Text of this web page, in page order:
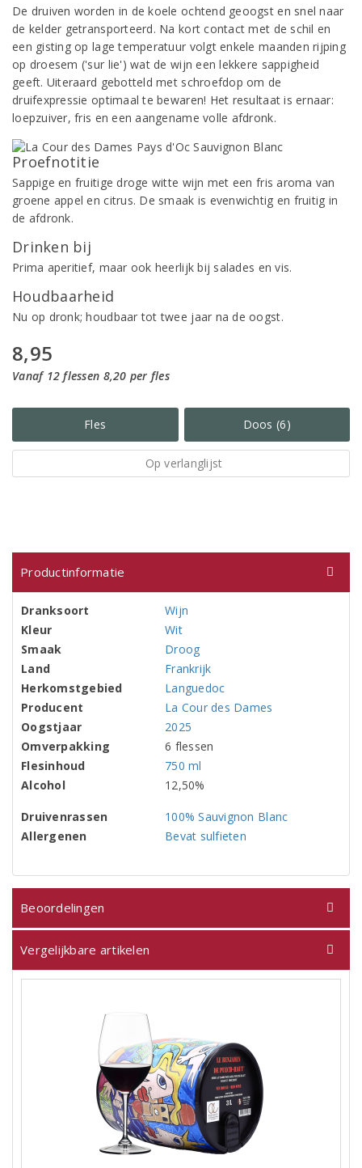
De druiven worden in de koele ochtend geoogst en snel naar
de kelder getransporteerd. Na kort contact met de schil en
een gisting op lage temperatuur volgt enkele maanden rijping
op droesem ('sur lie') wat de wijn een lekkere sappigheid
geeft. Uiteraard gebotteld met schroefdop om de
druifexpressie optimaal te bewaren! Het resultaat is ernaar:
loepzuiver, fris en een aangename volle afdronk.
Proefnotitie
Sappige en fruitige droge witte wijn met een fris aroma van
groene appel en citrus. De smaak is evenwichtig en fruitig in
de afdronk.
Drinken bij
Prima aperitief, maar ook heerlijk bij salades en vis.
Houdbaarheid
Nu op dronk; houdbaar tot twee jaar na de oogst.
8,95
Vanaf 12 flessen 8,20 per fles
Fles Doos (6)
Op verlanglijst
Productinformatie
Dranksoort
Wijn
Kleur
Wit
Smaak
Droog
Land
Frankrijk
Herkomstgebied
Languedoc
Producent
La Cour des Dames
Oogstjaar
2025
Omverpakking
6 flessen
Flesinhoud
750 ml
Alcohol
12,50%
Druivenrassen
100% Sauvignon Blanc
Allergenen
Bevat sulfieten
Beoordelingen
Vergelijkbare artikelen